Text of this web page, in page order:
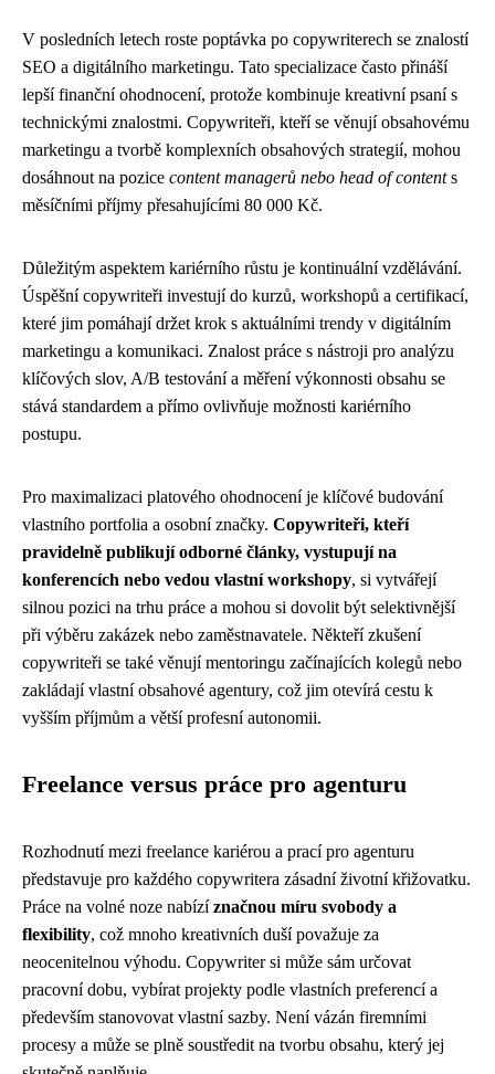
V posledních letech roste poptávka po copywriterech se znalostí
SEO a digitálního marketingu. Tato specializace často přináší
lepší finanční ohodnocení, protože kombinuje kreativní psaní s
technickými znalostmi. Copywriteři, kteří se věnují obsahovému
marketingu a tvorbě komplexních obsahových strategií, mohou
dosáhnout na pozice content managerů nebo head of contents
měsíčními příjmy přesahujícími 80 000 Kč.
Důležitým aspektem kariérního růstu je kontinuální vzdělávání.
Úspěšní copywriteři investují do kurzů, workshopů a certifikací,
které jim pomáhají držet krok s aktuálními trendy v digitálním
marketingu a komunikaci. Znalost práce s nástroji pro analýzu
klíčových slov, A/B testování a měření výkonnosti obsahu se
stává standardem a přímo ovlivňuje možnosti kariérního
postupu.
Pro maximalizaci platového ohodnocení je klíčové budování
vlastního portfolia a osobní značky. Copywriteři, kteří
pravidelně publikují odborné články, vystupují na
konferencích nebo vedou vlastní workshopy, si vytvářejí
silnou pozici na trhu práce a mohou si dovolit být selektivnější
při výběru zakázek nebo zaměstnavatele. Někteří zkušení
copywriteři se také věnují mentoringu začínajících kolegů nebo
zakládají vlastní obsahové agentury, což jim otevírá cestu k
vyšším příjmům a větší profesní autonomii.
Freelance versus práce pro agenturu
Rozhodnutí mezi freelance kariérou a prací pro agenturu
představuje pro každého copywritera zásadní životní křižovatku.
Práce na volné noze nabízíznačnou míru svobody a
flexibility, což mnoho kreativních duší považuje za
neocenitelnou výhodu. Copywriter si může sám určovat
pracovní dobu, vybírat projekty podle vlastních preferencí a
především stanovovat vlastní sazby. Není vázán firemními
procesy a může se plně soustředit na tvorbu obsahu, který jej